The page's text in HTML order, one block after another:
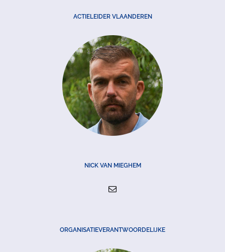
ACTIELEIDER VLAANDEREN
NICK VAN MIEGHEM
ORGANISATIEVERANTWOORDELIJKE